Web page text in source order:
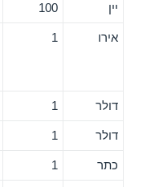
יין 100
אירו 1
דולר 1
דולר 1
כתר 1